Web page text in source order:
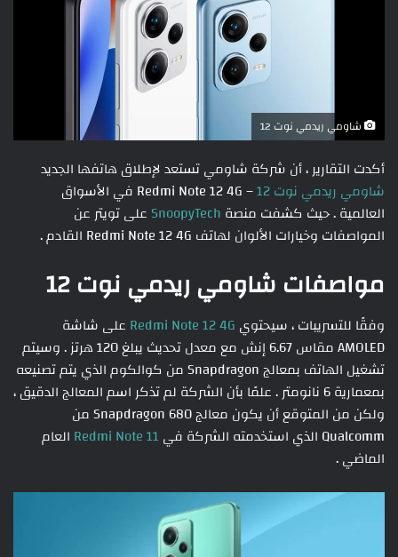
شاومي ريدمي نوت 12
أكدت التقارير ، أن شركة شاومي تستعد لإطلاق هاتفها الجديد
شاومي ريدمي نوت 12
– Redmi Note 12 4G في الأسواق
العالمية . حيث كشفت منصة SnoopyTech على تويتر عن
المواصفات وخيارات الألوان لهاتف Redmi Note 12 4G القادم .
مواصفات شاومي ريدمي نوت 12
وفقًا للتسريبات ، سيحتوي Redmi Note 12 4G على شاشة
AMOLED مقاس 6.67 إنش مع معدل تحديث يبلغ 120 هرتز . وسيتم
تشغيل الهاتف بمعالج Snapdragon من كوالكوم الذي يتم تصنيعه
بمعمارية 6 نانومتر . علمًا بأن الشركة لم تذكر اسم المعالج الدقيق ،
ولكن من المتوقع أن يكون معالج Snapdragon 680 من
Qualcomm الذي استخدمته الشركة في
Redmi Note 11 العام
الماضي .